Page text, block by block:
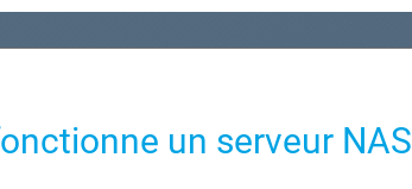
un serveur NAS